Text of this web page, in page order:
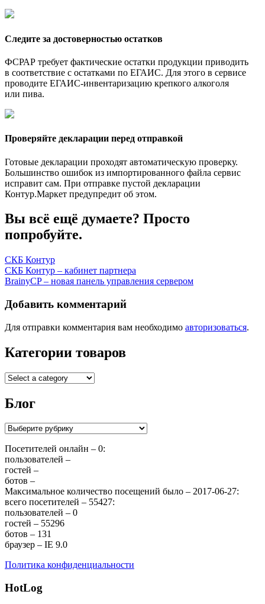
Следите за достоверностью остатков
ФСРАР требует фактические остатки продукции приводить
в соответствие с остатками по ЕГАИС. Для этого в сервисе
проводите ЕГАИС-инвентаризацию крепкого алкоголя
или пива.
Проверяйте декларации перед отправкой
Готовые декларации проходят автоматическую проверку.
Большинство ошибок из импортированного файла сервис
исправит сам. При отправке пустой декларации
Контур.Маркет предупредит об этом.
Вы всё ещё думаете? Просто
попробуйте.
СКБ Контур
Навигация
по
записям
СКБ Контур – кабинет партнера
BrainyCP – новая панель управления сервером
Добавить комментарий
Для отправки комментария вам необходимо авторизоваться.
Категории товаров
Блог
Блог
Посетителей онлайн – 0:
пользователей –
гостей –
ботов –
Максимальное количество посещений было – 2017-06-27:
всего посетителей – 55427:
пользователей – 0
гостей – 55296
ботов – 131
браузер – IE 9.0
Политика конфиденциальности
HotLog